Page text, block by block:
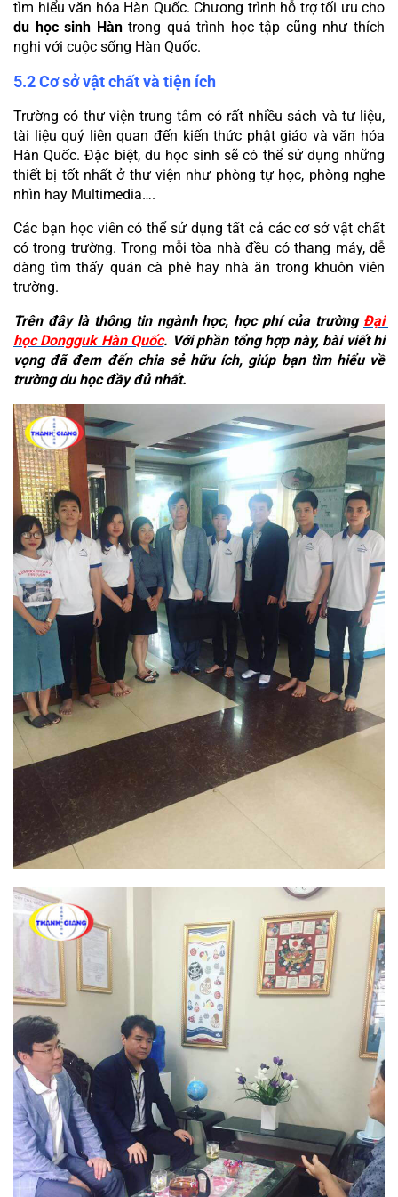
du học sinh Hàn trong quá trình học tập cũng như thích
nghi với cuộc sống Hàn Quốc.
5.2 Cơ sở vật chất và tiện ích
Trường có thư viện trung tâm có rất nhiều sách và tư liệu,
tài liệu quý liên quan đến kiến thức phật giáo và văn hóa
Hàn Quốc. Đặc biệt, du học sinh sẽ có thể sử dụng những
thiết bị tốt nhất ở thư viện như phòng tự học, phòng nghe
nhìn hay Multimedia….
Các bạn học viên có thể sử dụng tất cả các cơ sở vật chất
có trong trường. Trong mỗi tòa nhà đều có thang máy, dễ
dàng tìm thấy quán cà phê hay nhà ăn trong khuôn viên
trường.
Trên đây là thông tin ngành học, học phí của trường Đại
học Dongguk Hàn Quốc. Với phần tổng hợp này, bài viết hi
vọng đã đem đến chia sẻ hữu ích, giúp bạn tìm hiểu về
trường du học đầy đủ nhất.